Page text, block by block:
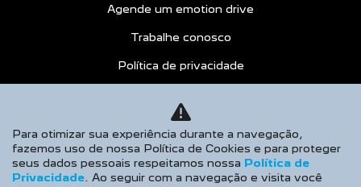
Agende um emotion drive
Trabalhe conosco
Política de privacidade
AGENDE UM TEST DRIVE
Desacelere. Seu bem maior é a vida.
Para otimizar sua experiência durante a navegação,
fazemos uso de nossa Política de Cookies e para proteger
seus dados pessoais respeitamos nossa Política de
Privacidade. Ao seguir com a navegação e visita você